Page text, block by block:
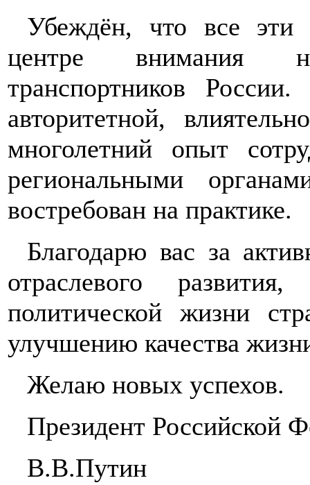
Убеждён, что все
центре внимания
транспортников
авторитетной,
многолетний опыт
региональными
востребован на практике.
Благодарю вас за
отраслевого
политической жизни
улучшению качества
Желаю новых успехов.
Президент Российской
В.В.Путин